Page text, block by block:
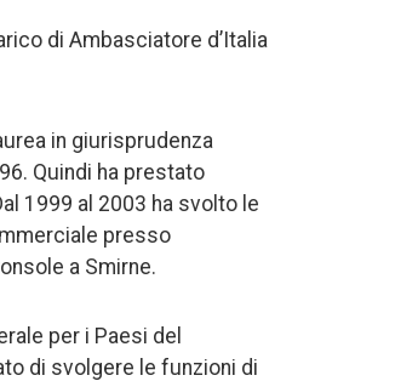
di Ambasciatore d’Italia
in giurisprudenza
Quindi ha prestato
1999 al 2003 ha svolto le
presso
a Smirne.
per i Paesi del
di svolgere le funzioni di